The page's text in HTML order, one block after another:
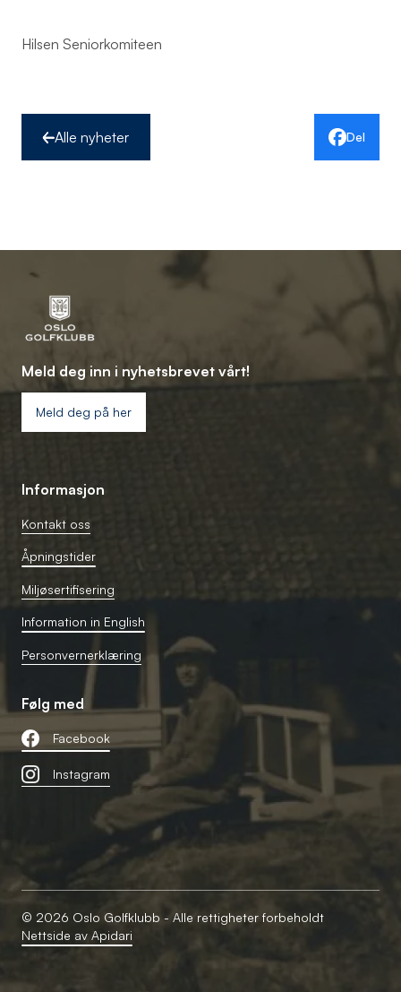
Hilsen Seniorkomiteen
Alle nyheter Del
Meld deg inn i nyhetsbrevet vårt!
Meld deg på her
Informasjon
Kontakt oss
Åpningstider
Miljøsertifisering
Information in English
Personvernerklæring
Følg med
Facebook
Instagram
© 2026 Oslo Golfklubb - Alle rettigheter forbeholdt
Nettside av Apidari